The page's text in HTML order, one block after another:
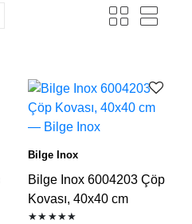
Bilge Inox
Bilge Inox 6004203 Çöp
Kovası, 40x40 cm
★★★★★